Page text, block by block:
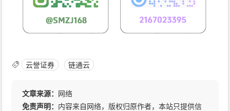
云誉证券 链通云
文章来源： 网络
免责声明： 内容来自网络，版权归原作者，本站只提供信